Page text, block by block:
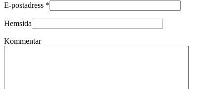
E-postadress *
Hemsida
Kommentar